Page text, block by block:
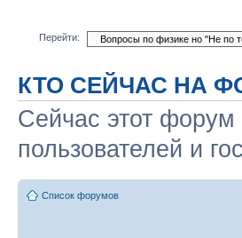
Перейти:
КТО СЕЙЧАС НА
Сейчас этот форум
пользователей и
Список форумов